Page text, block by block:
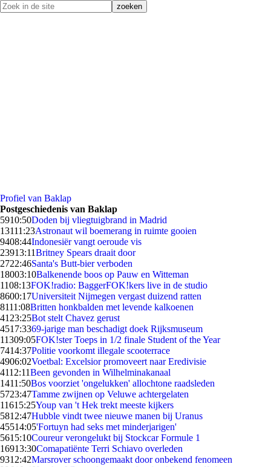
Profiel van Baklap
Postgeschiedenis van Baklap
5910:50Doden bij vliegtuigbrand in Madrid
13111:23Astronaut wil boemerang in ruimte gooien
9408:44Indonesiër vangt oeroude vis
23913:11Britney Spears draait door
2722:46Santa's Butt-bier verboden
18003:10Balkenende boos op Pauw en Witteman
1108:13FOK!radio: BaggerFOK!kers live in de studio
8600:17Universiteit Nijmegen vergast duizend ratten
8111:08Britten honkbalden met levende kalkoenen
41 23:25Bot stelt Chavez gerust
4517:3369-jarige man beschadigt doek Rijksmuseum
11309:05FOK!ster Toeps in 1/2 finale Student of the Year
7414:37Politie voorkomt illegale scooterrace
4906:02Voetbal: Excelsior promoveert naar Eredivisie
4112:11Been gevonden in Wilhelminakanaal
1411:50Bos voorziet 'ongelukken' allochtone raadsleden
5723:47Tamme zwijnen op Veluwe achtergelaten
11615:25Youp van 't Hek trekt meeste kijkers
5812:47Hubble vindt twee nieuwe manen bij Uranus
45514:05'Fortuyn had seks met minderjarigen'
5615:10Coureur verongelukt bij Stockcar Formule 1
16913:30Comapatiënte Terri Schiavo overleden
9312:42Marsrover schoongemaakt door onbekend fenomeen